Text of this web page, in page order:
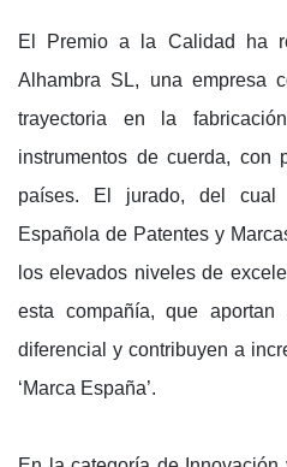
El Premio a la Calidad ha
Alhambra SL, una empresa
trayectoria en la
instrumentos de cuerda, con
países. El jurado, del cual
Española de Patentes y
los elevados niveles de
esta compañía, que
diferencial y contribuyen a
‘Marca España’.